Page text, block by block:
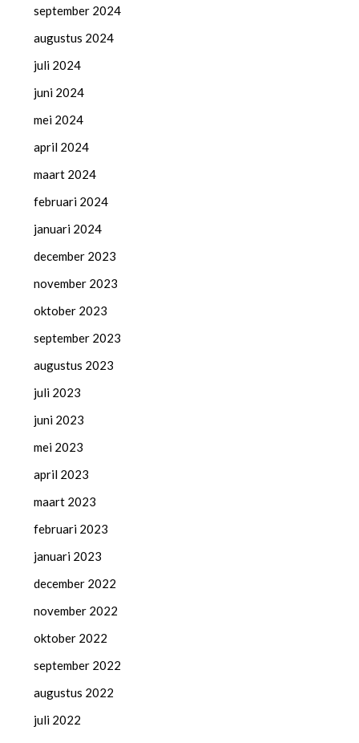
september 2024
augustus 2024
juli 2024
juni 2024
mei 2024
april 2024
maart 2024
februari 2024
januari 2024
december 2023
november 2023
oktober 2023
september 2023
augustus 2023
juli 2023
juni 2023
mei 2023
april 2023
maart 2023
februari 2023
januari 2023
december 2022
november 2022
oktober 2022
september 2022
augustus 2022
juli 2022